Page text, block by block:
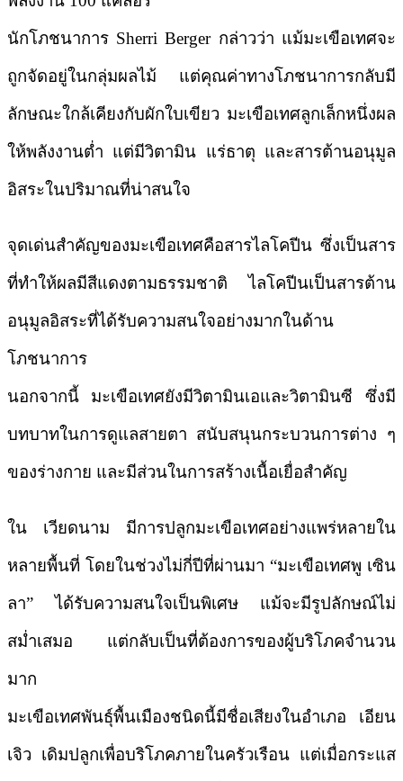
นักโภชนาการ Sherri Bergerกล่าวว่า แม้มะเขือเทศจะ
ถูกจัดอยู่ในกลุ่มผลไม้ แต่คุณค่าทางโภชนาการกลับมี
ลักษณะใกล้เคียงกับผักใบเขียว มะเขือเทศลูกเล็กหนึ่งผล
ให้พลังงานต่ำ แต่มีวิตามิน แร่ธาตุ และสารต้านอนุมูล
อิสระในปริมาณที่น่าสนใจ
จุดเด่นสำคัญของมะเขือเทศคือสารไลโคปีน ซึ่งเป็นสาร
ที่ทำให้ผลมีสีแดงตามธรรมชาติ ไลโคปีนเป็นสารต้าน
อนุมูลอิสระที่ได้รับความสนใจอย่างมากในด้าน
โภชนาการ
นอกจากนี้ มะเขือเทศยังมีวิตามินเอและวิตามินซี ซึ่งมี
บทบาทในการดูแลสายตา สนับสนุนกระบวนการต่าง ๆ
ของร่างกาย และมีส่วนในการสร้างเนื้อเยื่อสำคัญ
ใน เวียดนาม มีการปลูกมะเขือเทศอย่างแพร่หลายใน
หลายพื้นที่ โดยในช่วงไม่กี่ปีที่ผ่านมา “มะเขือเทศพู เซิน
ลา” ได้รับความสนใจเป็นพิเศษ แม้จะมีรูปลักษณ์ไม่
สม่ำเสมอ แต่กลับเป็นที่ต้องการของผู้บริโภคจำนวน
มาก
มะเขือเทศพันธุ์พื้นเมืองชนิดนี้มีชื่อเสียงในอำเภอ เอียน
เจิว เดิมปลูกเพื่อบริโภคภายในครัวเรือน แต่เมื่อกระแส